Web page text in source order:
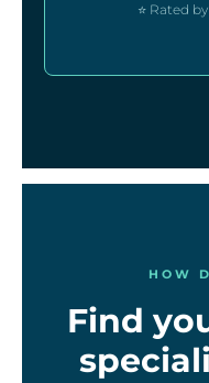
⭐ Rated
HOW
Find